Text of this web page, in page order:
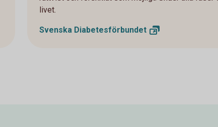
livet.
Svenska Diabetesförbundet